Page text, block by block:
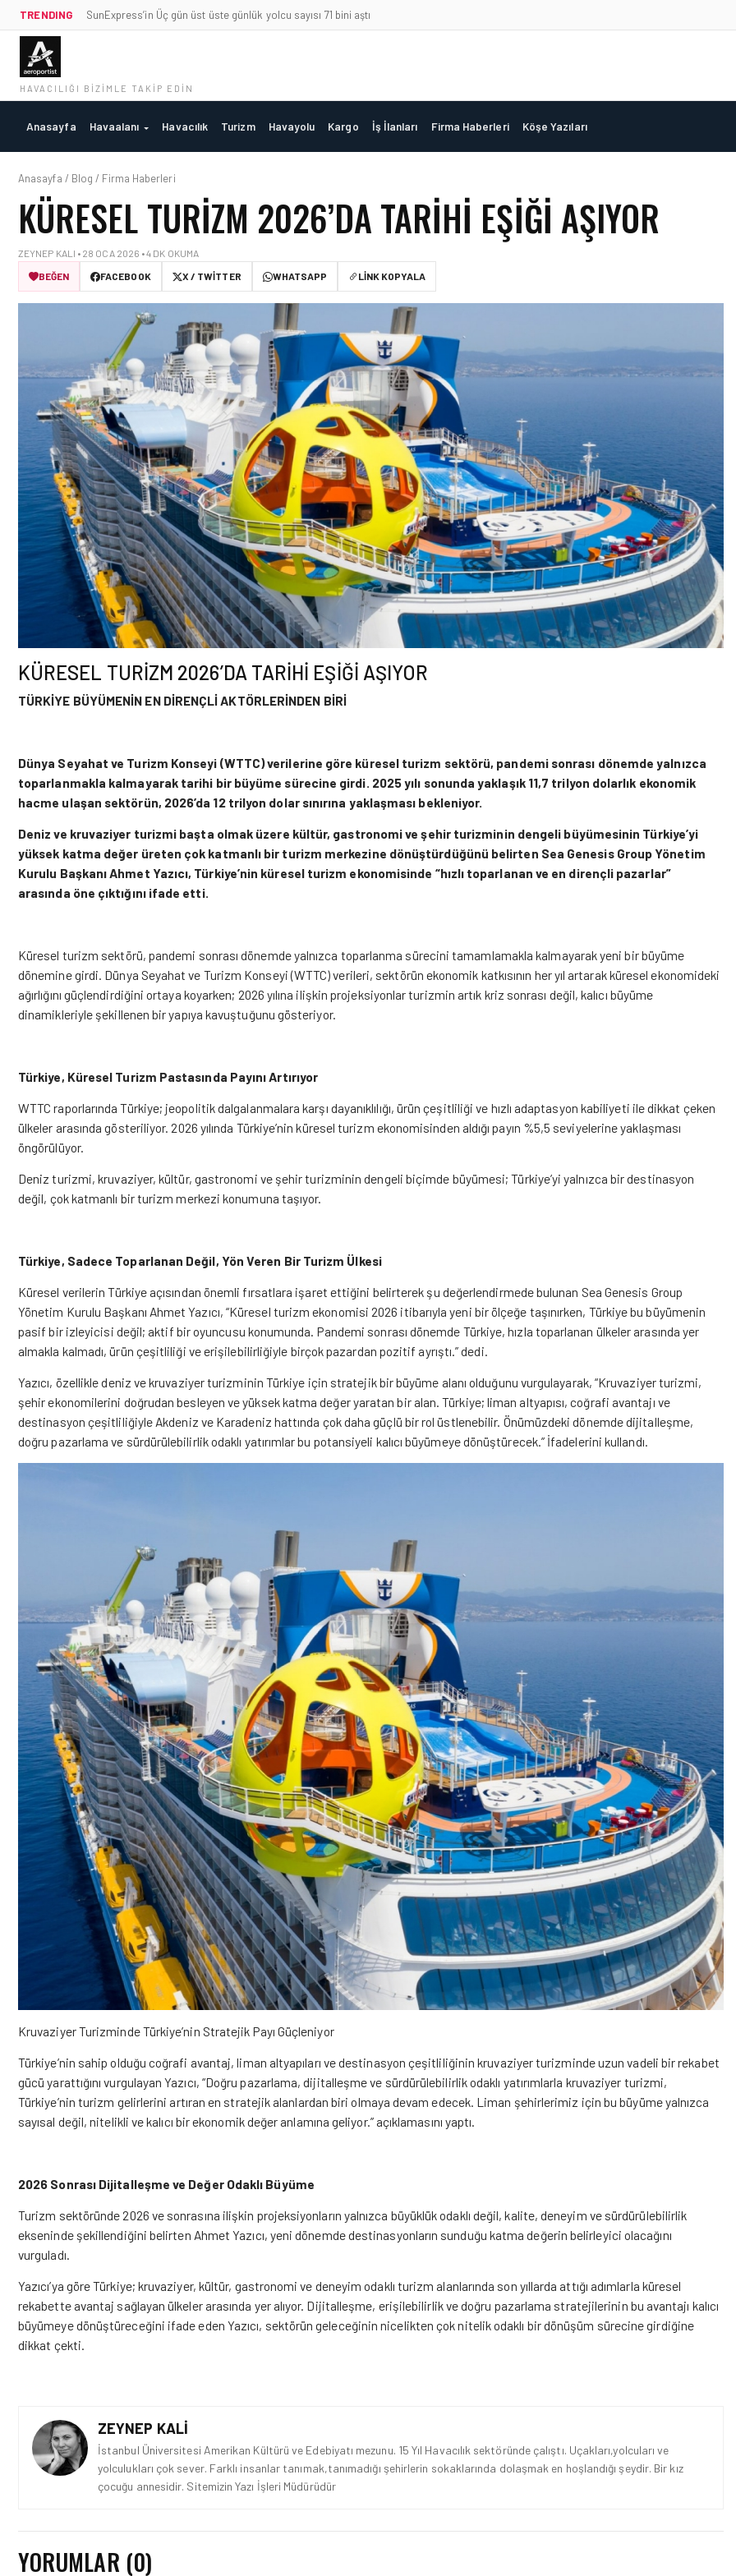
TRENDING SunExpress’in Üç gün üst üste günlük yolcu sayısı 71 bini aştı
HAVACILIĞI BIZIMLE TAKIP EDIN
Anasayfa Havaalanı Havacılık Turizm Havayolu Kargo İş İlanları Firma Haberleri Köşe Yazıları
Anasayfa / Blog / Firma Haberleri
KÜRESEL TURIZM 2026’DA TARIHI EŞIĞI AŞIYOR
ZEYNEP KALI • 28 OCA 2026 • 4 DK OKUMA
BEĞEN
FACEBOOK X / TWITTER WHATSAPP LINK KOPYALA
KÜRESEL TURİZM 2026’DA TARİHİ EŞİĞİ AŞIYOR
TÜRKİYE BÜYÜMENİN EN DİRENÇLİ AKTÖRLERİNDEN BİRİ
Dünya Seyahat ve Turizm Konseyi (WTTC) verilerine göre küresel turizm sektörü, pandemi sonrası dönemde yalnızca
toparlanmakla kalmayarak tarihi bir büyüme sürecine girdi. 2025 yılı sonunda yaklaşık 11,7 trilyon dolarlık ekonomik
hacme ulaşan sektörün, 2026’da 12 trilyon dolar sınırına yaklaşması bekleniyor.
Deniz ve kruvaziyer turizmi başta olmak üzere kültür, gastronomi ve şehir turizminin dengeli büyümesinin Türkiye’yi
yüksek katma değer üreten çok katmanlı bir turizm merkezine dönüştürdüğünü belirten Sea Genesis Group Yönetim
Kurulu Başkanı Ahmet Yazıcı, Türkiye’nin küresel turizm ekonomisinde “hızlı toparlanan ve en dirençli pazarlar”
arasında öne çıktığını ifade etti.
Küresel turizm sektörü, pandemi sonrası dönemde yalnızca toparlanma sürecini tamamlamakla kalmayarak yeni bir büyüme
dönemine girdi. Dünya Seyahat ve Turizm Konseyi (WTTC) verileri, sektörün ekonomik katkısının her yıl artarak küresel ekonomideki
ağırlığını güçlendirdiğini ortaya koyarken; 2026 yılına ilişkin projeksiyonlar turizmin artık kriz sonrası değil, kalıcı büyüme
dinamikleriyle şekillenen bir yapıya kavuştuğunu gösteriyor.
Türkiye, Küresel Turizm Pastasında Payını Artırıyor
WTTC raporlarında Türkiye; jeopolitik dalgalanmalara karşı dayanıklılığı, ürün çeşitliliği ve hızlı adaptasyon kabiliyeti ile dikkat çeken
ülkeler arasında gösteriliyor. 2026 yılında Türkiye’nin küresel turizm ekonomisinden aldığı payın %5,5 seviyelerine yaklaşması
öngörülüyor.
Deniz turizmi, kruvaziyer, kültür, gastronomi ve şehir turizminin dengeli biçimde büyümesi; Türkiye’yi yalnızca bir destinasyon
değil, çok katmanlı bir turizm merkezi konumuna taşıyor.
Türkiye, Sadece Toparlanan Değil, Yön Veren Bir Turizm Ülkesi
Küresel verilerin Türkiye açısından önemli fırsatlara işaret ettiğini belirterek şu değerlendirmede bulunan Sea Genesis Group
Yönetim Kurulu Başkanı Ahmet Yazıcı, “Küresel turizm ekonomisi 2026 itibarıyla yeni bir ölçeğe taşınırken, Türkiye bu büyümenin
pasif bir izleyicisi değil; aktif bir oyuncusu konumunda. Pandemi sonrası dönemde Türkiye, hızla toparlanan ülkeler arasında yer
almakla kalmadı, ürün çeşitliliği ve erişilebilirliğiyle birçok pazardan pozitif ayrıştı.” dedi.
Yazıcı, özellikle deniz ve kruvaziyer turizminin Türkiye için stratejik bir büyüme alanı olduğunu vurgulayarak, “Kruvaziyer turizmi,
şehir ekonomilerini doğrudan besleyen ve yüksek katma değer yaratan bir alan. Türkiye; liman altyapısı, coğrafi avantajı ve
destinasyon çeşitliliğiyle Akdeniz ve Karadeniz hattında çok daha güçlü bir rol üstlenebilir. Önümüzdeki dönemde dijitalleşme,
doğru pazarlama ve sürdürülebilirlik odaklı yatırımlar bu potansiyeli kalıcı büyümeye dönüştürecek.” İfadelerini kullandı.
Kruvaziyer Turizminde Türkiye’nin Stratejik Payı Güçleniyor
Türkiye’nin sahip olduğu coğrafi avantaj, liman altyapıları ve destinasyon çeşitliliğinin kruvaziyer turizminde uzun vadeli bir rekabet
gücü yarattığını vurgulayan Yazıcı, “Doğru pazarlama, dijitalleşme ve sürdürülebilirlik odaklı yatırımlarla kruvaziyer turizmi,
Türkiye’nin turizm gelirlerini artıran en stratejik alanlardan biri olmaya devam edecek. Liman şehirlerimiz için bu büyüme yalnızca
sayısal değil, nitelikli ve kalıcı bir ekonomik değer anlamına geliyor.” açıklamasını yaptı.
2026 Sonrası Dijitalleşme ve Değer Odaklı Büyüme
Turizm sektöründe 2026 ve sonrasına ilişkin projeksiyonların yalnızca büyüklük odaklı değil, kalite, deneyim ve sürdürülebilirlik
ekseninde şekillendiğini belirten Ahmet Yazıcı, yeni dönemde destinasyonların sunduğu katma değerin belirleyici olacağını
vurguladı.
Yazıcı’ya göre Türkiye; kruvaziyer, kültür, gastronomi ve deneyim odaklı turizm alanlarında son yıllarda attığı adımlarla küresel
rekabette avantaj sağlayan ülkeler arasında yer alıyor. Dijitalleşme, erişilebilirlik ve doğru pazarlama stratejilerinin bu avantajı kalıcı
büyümeye dönüştüreceğini ifade eden Yazıcı, sektörüngeleceğinin nicelikten çok nitelik odaklı bir dönüşüm sürecine girdiğine
dikkat çekti.
ZEYNEP KALI
İstanbul Üniversitesi Amerikan Kültürü ve Edebiyatı mezunu. 15 Yıl Havacılık sektöründe çalıştı. Uçakları,yolcuları ve
yolculukları çok sever. Farklı insanlar tanımak,tanımadığı şehirlerin sokaklarında dolaşmak en hoşlandığı şeydir. Bir kız
çocuğu annesidir. Sitemizin Yazı İşleri Müdürüdür
YORUMLAR (0)